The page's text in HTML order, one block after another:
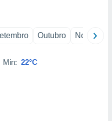
Outubro Novembro
Min: 22°C